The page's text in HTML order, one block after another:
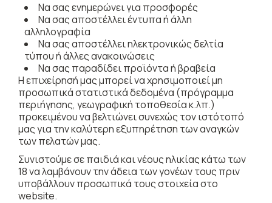
Να σας ενημερώνει για προσφορές
Να σας αποστέλλει έντυπα ή άλλη
αλληλογραφία
Να σας αποστέλλει ηλεκτρονικώς δελτία
τύπου ή άλλες ανακοινώσεις
Να σας παραδίδει προϊόντα ή βραβεία
Η επιχείρησή μας μπορεί να χρησιμοποιεί μη
προσωπικά στατιστικά δεδομένα (πρόγραμμα
περιήγησης, γεωγραφική τοποθεσία κ.λπ.)
προκειμένου να βελτιώνει συνεχώς τον ιστότοπό
μας για την καλύτερη εξυπηρέτηση των αναγκών
των πελατών μας.
Συνιστούμε σε παιδιά και νέους ηλικίας κάτω των
18 να λαμβάνουν την άδεια των γονέων τους πριν
υποβάλλουν προσωπικά τους στοιχεία στο
website.